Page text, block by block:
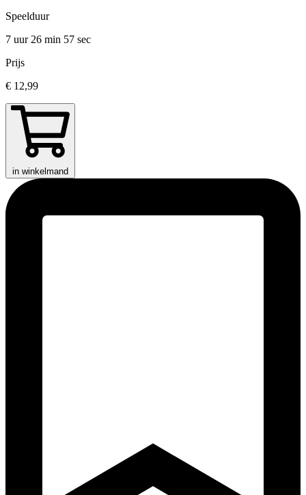
Speelduur
7 uur 26 min 57 sec
Prijs
€ 12,99
in winkelmand